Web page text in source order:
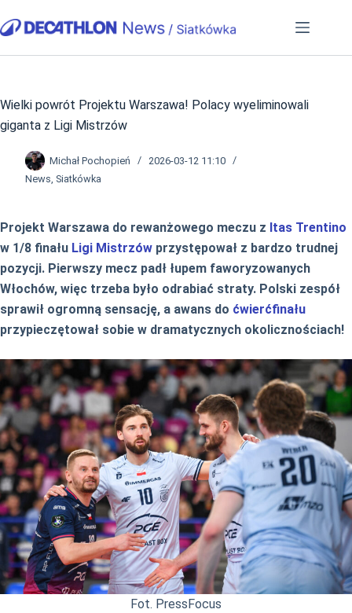
do
Wielki powrót Projektu Warszawa! Polacy wyeliminowali
giganta z Ligi Mistrzów
Michał Pochopień
2026-03-12 11:10
News, Siatkówka
Projekt Warszawa do rewanżowego meczu z Itas Trentino
w 1/8 finału Ligi Mistrzów przystępował z bardzo trudnej
pozycji. Pierwszy mecz padł łupem faworyzowanych
Włochów, więc trzeba było odrabiać straty. Polski zespół
sprawił ogromną sensację, a awans do ćwierćfinału
przypieczętował sobie w dramatycznych okolicznościach!
Fot. PressFocus